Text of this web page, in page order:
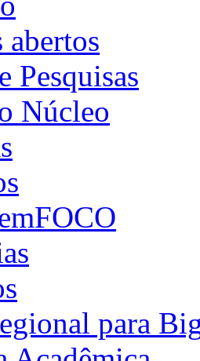
abertos
Pesquisas
Núcleo
para